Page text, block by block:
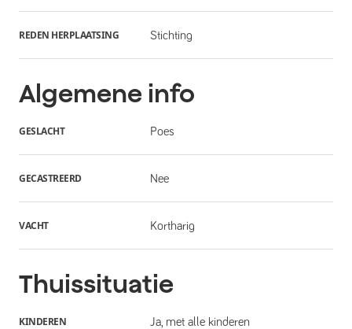
REDEN HERPLAATSING Stichting
Algemene info
GESLACHT Poes
GECASTREERD Nee
VACHT Kortharig
Thuissituatie
KINDEREN Ja, met alle kinderen